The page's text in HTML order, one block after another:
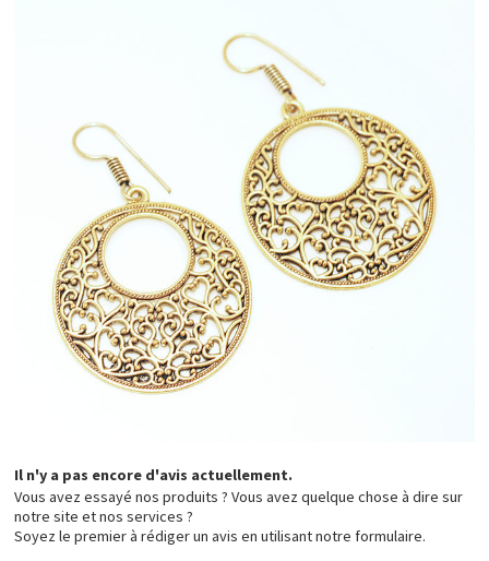
Il n'y a pas encore d'avis actuellement.
Vous avez essayé nos produits ? Vous avez quelque chose à dire sur
notre site et nos services ?
Soyez le premier à rédiger un avis en utilisant notre formulaire.